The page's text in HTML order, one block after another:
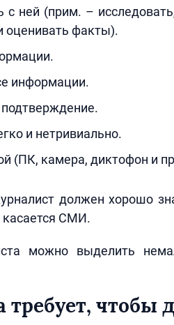
ней (прим. –
оценивать факты).
информации.
и нетривиально.
(ПК, камера, диктофон и
должен хорошо
касается СМИ.
можно выделить
требует, чтобы